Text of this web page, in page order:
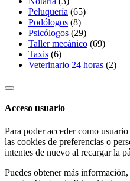
Peluquería (65)
Podólogos (8)
Psicólogos (29)
Taller mecánico (69)
Taxis (6)
Veterinario 24 horas (2)
Acceso usuario
Para poder acceder como
las cookies de preferencias o
intentes de nuevo al recargar la
Puedes obtener más